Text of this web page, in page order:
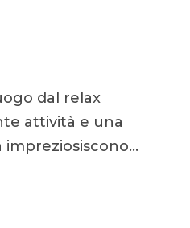
dal relax
attività e una